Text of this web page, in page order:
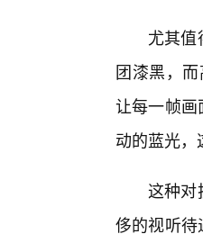
尤其
团漆黑，
让每一帧
动的蓝光
这种对
侈的视听